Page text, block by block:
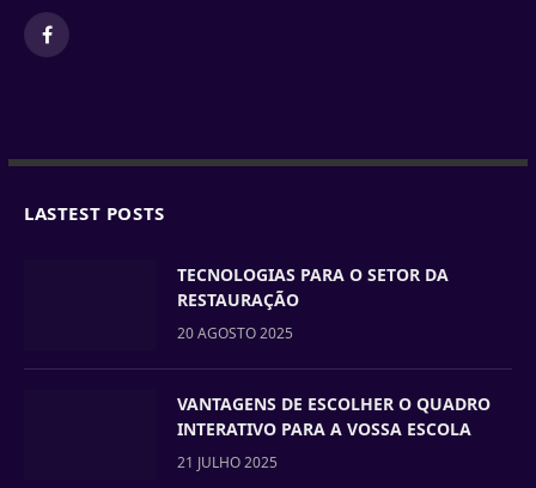
Facebook
LASTEST POSTS
TECNOLOGIAS PARA O SETOR DA
RESTAURAÇÃO
20 AGOSTO 2025
VANTAGENS DE ESCOLHER O QUADRO
INTERATIVO PARA A VOSSA ESCOLA
21 JULHO 2025